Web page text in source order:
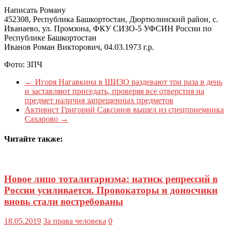
Написать Роману
452308, Республика Башкортостан, Дюртюлинский район, с.
Иванаево, ул. Промзона, ФКУ СИЗО-5 УФСИН России по
Республике Башкортостан
Иванов Роман Викторович, 04.03.1973 г.р.
Фото: ЗПЧ
← Игоря Нагавкина в ШИЗО раздевают три раза в день
и заставляют приседать, проверяя все отверстия на
предмет наличия запрещенных предметов
Активист Григорий Саксонов вышел из спецприемника
Сахарово →
Читайте также:
Новое лицо тоталитаризма: натиск репрессий в
России усиливается. Провокаторы и доносчики
вновь стали востребованы
18.05.2019 За права человека 0